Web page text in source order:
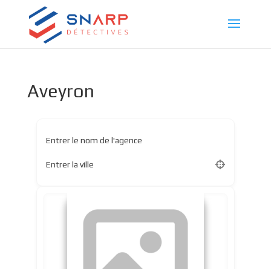
Aveyron
Entrer le nom de l'agence
Entrer la ville